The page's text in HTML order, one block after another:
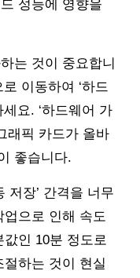
성능에 영향을
는 것이 중요합니
로 이동하여 ‘하드
요. ‘하드웨어 가
래픽 카드가 올바
좋습니다.
저장’ 간격을 너무
으로 인해 속도
인 10분 정도로
하는 것이 현실